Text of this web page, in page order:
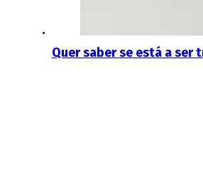
Quer saber se está a ser